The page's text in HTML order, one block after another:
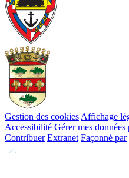
Gestion des cookies Affichage
Accessibilité Gérer mes données
Contribuer Extranet Façonné par